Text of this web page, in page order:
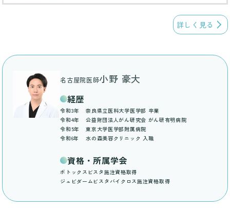
詳しく見る
名古屋院医師小野 豪大
経歴
令和3年
奈良県立医科大学医学部 卒業
令和4年
公益財団法人がん研究会 がん研有明病院
令和5年
東京大学医学部附属病院
令和6年
水の森美容クリニック 入職
資格・所属学会
ボトックスビスタ施注資格取得
ジュビダームビスタバイクロス施注資格取得